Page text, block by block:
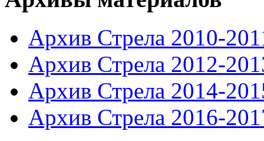
Архив Стрела 2010-
Архив Стрела 2012-
Архив Стрела 2014-
Архив Стрела 2016-